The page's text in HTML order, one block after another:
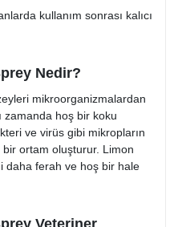
kullanım sonrası kalıcı
Nedir?
mikroorganizmalardan
zamanda hoş bir koku
ve virüs gibi mikropların
bir ortam oluşturur. Limon
daha ferah ve hoş bir hale